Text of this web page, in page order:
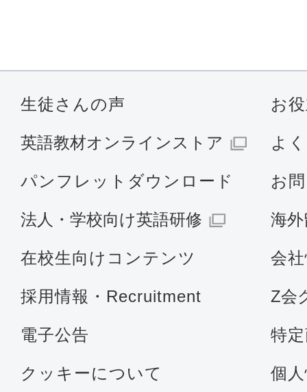
生徒さんの声 お
英語教材オンラインストア よ
パンフレットダウンロード お
法人・学校向け英語研修 海
在校生向けコンテンツ 会
採用情報・Recruitment Z会
電子公告 特
クッキーについて 個